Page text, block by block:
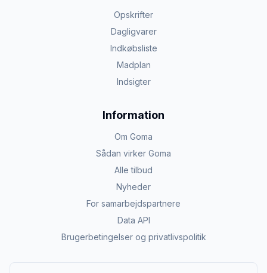
Opskrifter
Dagligvarer
Indkøbsliste
Madplan
Indsigter
Information
Om Goma
Sådan virker Goma
Alle tilbud
Nyheder
For samarbejdspartnere
Data API
Brugerbetingelser og privatlivspolitik